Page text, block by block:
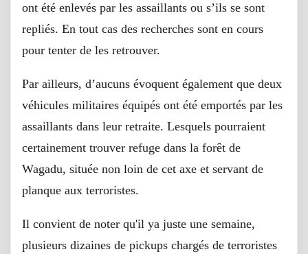
ont été enlevés par les assaillants ou s’ils se sont
repliés. En tout cas des recherches sont en cours
pour tenter de les retrouver.
Par ailleurs, d’aucuns évoquent également que deux
véhicules militaires équipés ont été emportés par les
assaillants dans leur retraite. Lesquels pourraient
certainement trouver refuge dans la forêt de
Wagadu, située non loin de cet axe et servant de
planque aux terroristes.
Il convient de noter qu'il ya juste une semaine,
plusieurs dizaines de pickups chargés de terroristes